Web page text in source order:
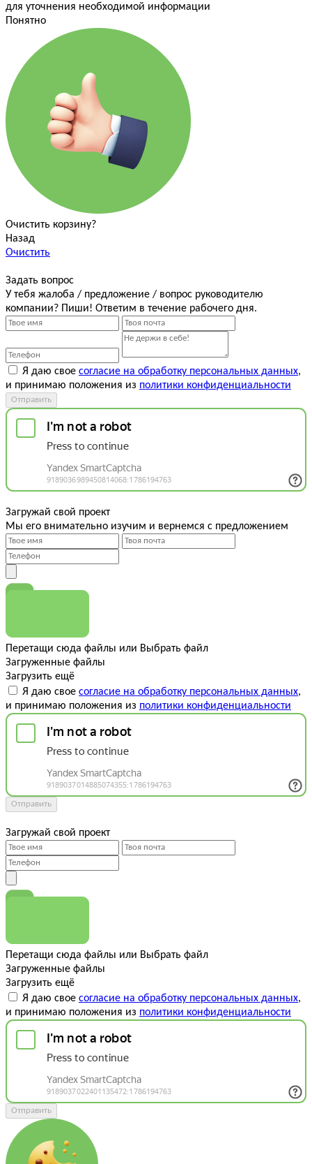
для уточнения необходимой информации
Понятно
Очистить корзину?
Назад
Очистить
Задать вопрос
У тебя жалоба / предложение / вопрос руководителю
компании? Пиши! Ответим в течение рабочего дня.
Я даю свое согласие на обработку персональных данных,
и принимаю положения из политики конфиденциальности
Отправить
Загружай свой проект
Мы его внимательно изучим и вернемся с предложением
Перетащи сюда файлы или Выбрать файл
Загруженные файлы
Загрузить ещё
Я даю свое согласие на обработку персональных данных,
и принимаю положения из политики конфиденциальности
Отправить
Загружай свой проект
Перетащи сюда файлы или Выбрать файл
Загруженные файлы
Загрузить ещё
Я даю свое согласие на обработку персональных данных,
и принимаю положения из политики конфиденциальности
Отправить